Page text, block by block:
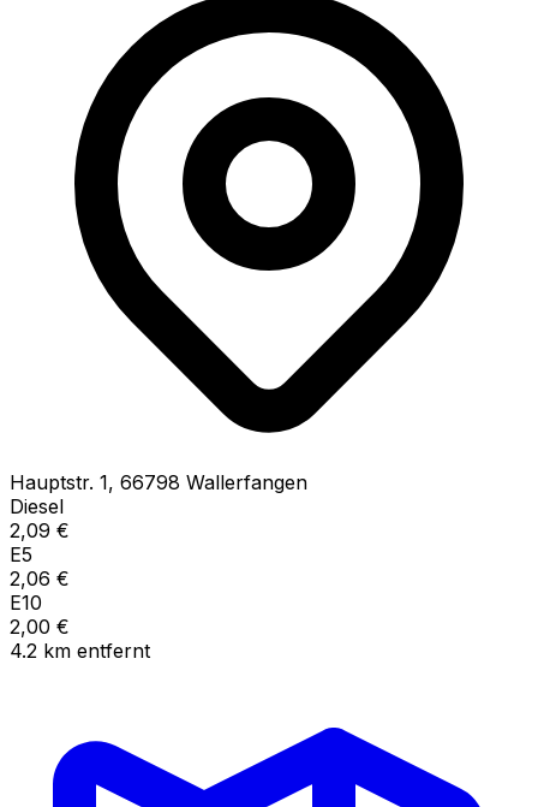
Hauptstr. 1, 66798 Wallerfangen
Diesel
2,09 €
E5
2,06 €
E10
2,00 €
4.2 km entfernt